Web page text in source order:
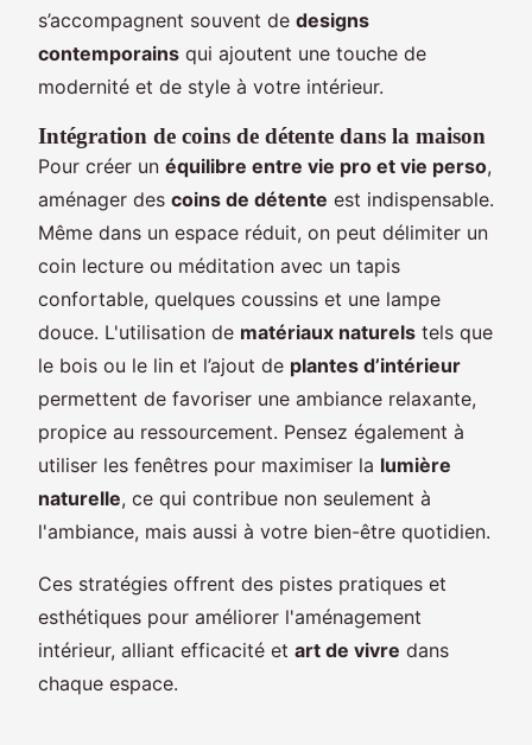
s’accompagnent souvent de designs
contemporains qui ajoutent une touche de
modernité et de style à votre intérieur.
Intégration de coins de détente dans la maison
Pour créer un équilibre entre vie pro et vie perso,
aménager des coins de détente est indispensable.
Même dans un espace réduit, on peut délimiter un
coin lecture ou méditation avec un tapis
confortable, quelques coussins et une lampe
douce. L'utilisation de matériaux naturels tels que
le bois ou le lin et l’ajout de plantes d’intérieur
permettent de favoriser une ambiance relaxante,
propice au ressourcement. Pensez également à
utiliser les fenêtres pour maximiser la lumière
naturelle, ce qui contribue non seulement à
l'ambiance, mais aussi à votre bien-être quotidien.
Ces stratégies offrent des pistes pratiques et
esthétiques pour améliorer l'aménagement
intérieur, alliant efficacité et art de vivre dans
chaque espace.